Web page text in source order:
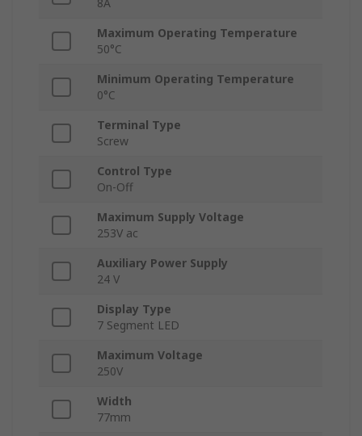
Maximum Operating Temperature
50°C
Minimum Operating Temperature
0°C
Terminal Type
Screw
Control Type
On-Off
Maximum Supply Voltage
253V ac
Auxiliary Power Supply
24 V
Display Type
7 Segment LED
Maximum Voltage
250V
Width
77mm